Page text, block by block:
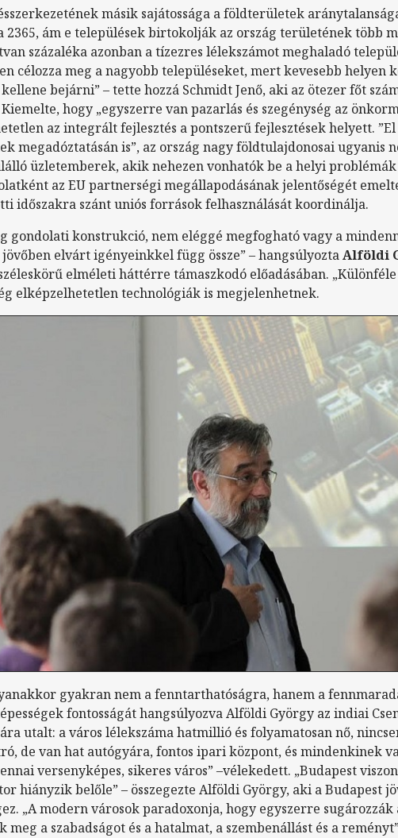
másik sajátossága a földterületek
2365, ám e települések birtokolják az ország területének több
százaléka azonban a tízezres lélekszámot meghaladó
célozza meg a nagyobb településeket, mert kevesebb helyen
bejárni” – tette hozzá Schmidt Jenő, aki az ötezer főt
hogy „egyszerre van pazarlás és szegénység az
az integrált fejlesztés a pontszerű fejlesztések helyett.
megadóztatásán is”, az ország nagy földtulajdonosai ugyanis
üzletemberek, akik nehezen vonhatók be a helyi problémák
az EU partnerségi megállapodásának jelentőségét
időszakra szánt uniós források felhasználását koordinálja.
gondolati konstrukció, nem eléggé megfogható vagy a
elvárt igényeinkkel függ össze” – hangsúlyoztaAlföldi
elméleti háttérre támaszkodó előadásában.
elképzelhetetlen technológiák is megjelenhetnek.
gyakran nem a fenntarthatóságra, hanem a
fontosságát hangsúlyozva Alföldi György az indiai
utalt: a város lélekszáma hatmillió és folyamatosan nő,
de van hat autógyára, fontos ipari központ, és mindenkinek
versenyképes, sikeres város” –vélekedett. „Budapest
hiányzik belőle” – összegezte Alföldi György, aki a Budapest
„A modern városok paradoxonja, hogy egyszerre
a szabadságot és a hatalmat, a szembenállást és a